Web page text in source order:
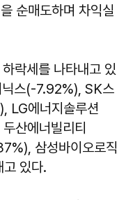
순매도하며 차익실
락세를 나타내고 있
스(-7.92%), SK스
LG에너지솔루션
산에너빌리티
삼성바이오로직
있다.